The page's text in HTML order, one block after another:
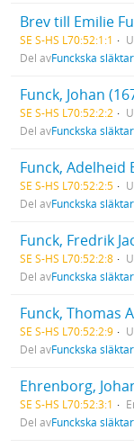
Brev till Emilie
SE S-HS L70:52:1:1
Del avFunckska
Funck, Johan
SE S-HS L70:52:2:2
Del avFunckska
SE S-HS L70:52:2:5
Del avFunckska
SE S-HS L70:52:2:8
Del avFunckska
SE S-HS L70:52:2:9
Del avFunckska
SE S-HS L70:52:3:1
Del avFunckska